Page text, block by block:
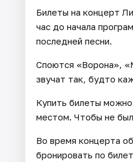
Билеты на концерт
час до начала
последней песни.
Споются «Ворона»,
звучат так, будто
Купить билеты можно
местом. Чтобы не
Во время концерта
бронировать по